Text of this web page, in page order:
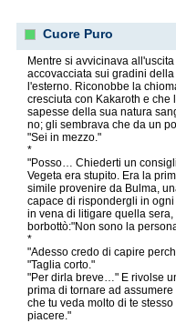
Cuore Puro
Mentre si avvicinava
accovacciata sui gradini
l'esterno. Riconobbe la
cresciuta con Kakaroth e che
sapesse della sua natura
no; gli sembrava che da un
"Sei in mezzo."
*
"Posso… Chiederti un
Vegeta era stupito. Era la
simile provenire da Bulma,
capace di rispondergli in
in vena di litigare quella
borbottò:"Non sono la
*
"Adesso credo di capire
"Taglia corto."
"Per dirla breve…" E rivolse
prima di tornare ad
che tu veda molto di te
piacere."